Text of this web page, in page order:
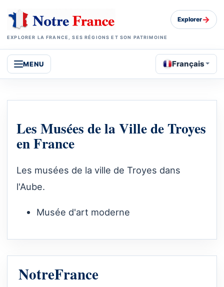
EXPLORER LA FRANCE, SES RÉGIONS ET SON PATRIMOINE
Explorer→
MENU Français
Les Musées de la Ville de Troyes
en France
Les musées de la ville de Troyes dans
l'Aube.
Musée d'art moderne
NotreFrance